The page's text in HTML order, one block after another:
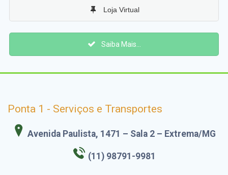
Loja Virtual
Saiba Mais...
Ponta 1 - Serviços e Transportes
Avenida Paulista, 1471 – Sala 2 – Extrema/MG
(11) 98791-9981